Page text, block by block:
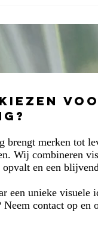
kiezen
brengt merken tot
Wij combineren
en een
een unieke visuele
contact op en